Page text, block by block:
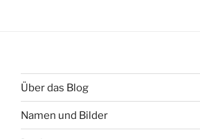
Über das Blog
Namen und Bilder